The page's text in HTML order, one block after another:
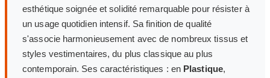
esthétique soignée et solidité remarquable pour résister à
un usage quotidien intensif. Sa finition de qualité
s'associe harmonieusement avec de nombreux tissus et
styles vestimentaires, du plus classique au plus
contemporain. Ses caractéristiques : en Plastique,